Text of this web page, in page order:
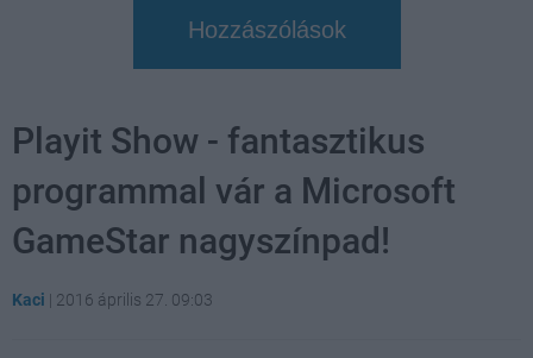
Hozzászólások
Playit Show - fantasztikus
programmal vár a Microsoft
GameStar nagyszínpad!
Kaci | 2016 április 27. 09:03